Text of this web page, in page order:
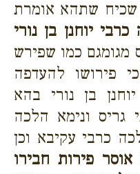
שכיח שתהא אומרת
יוחנן בן נורי
מגומגם כמו שפירש
פירושו להעדפה
בן נורי בהא
ונימא הלכה
כרבי עקיבא וכן
פירות חבירו